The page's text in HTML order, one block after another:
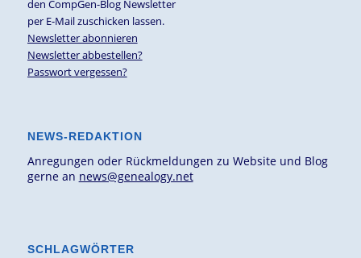
den CompGen-Blog Newsletter
per E-Mail zuschicken lassen.
Newsletter abonnieren
Newsletter abbestellen?
Passwort vergessen?
NEWS-REDAKTION
Anregungen oder Rückmeldungen zu Website und Blog
gerne an news@genealogy.net
SCHLAGWÖRTER